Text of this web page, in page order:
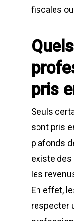
fiscales
pris
Seuls
sont pris
plafonds
existe des
les
En effet,
respecter